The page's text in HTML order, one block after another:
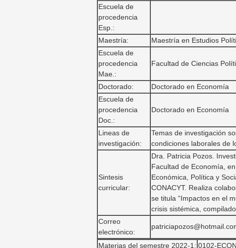
Escuela de
procedencia
Esp.:
Maestría:
Maestría en Estudios
Escuela de
procedencia
Mae.:
Facultad de Ciencias
Doctorado:
Doctorado en Economía
Escuela de
procedencia
Doc.:
Doctorado en Economía
Lineas de
investigación:
Temas de investigación
condiciones laborales de
Sintesis
curricular:
Dra. Patricia Pozos.
Facultad de Economía,
Económica, Política y
CONACYT. Realiza
se titula “Impactos en el
crisis sistémica,
Correo
electrónico:
Materias del semestre 2022-1: 0102-